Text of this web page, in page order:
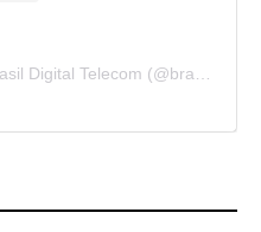
Um post compartilhado por Brasil Digital Telecom (@brasildigitaltelecom)